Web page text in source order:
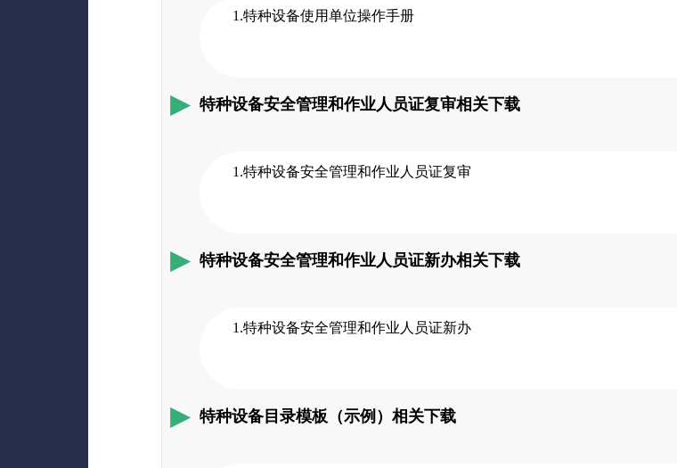
1.特种设备使用单位操作手册
特种设备安全管理和作业人员证复审相关下载
1.特种设备安全管理和作业人员证复审
特种设备安全管理和作业人员证新办相关下载
1.特种设备安全管理和作业人员证新办
特种设备目录模板（示例）相关下载